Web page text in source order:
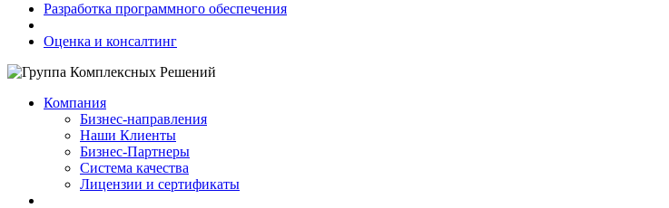
Разработка программного обеспечения
Оценка и консалтинг
Компания
Бизнес-направления
Наши Клиенты
Бизнес-Партнеры
Система качества
Лицензии и сертификаты